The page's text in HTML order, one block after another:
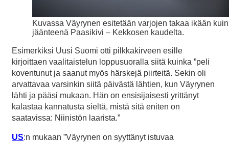
Kuvassa Väyrynen esitetään varjojen takaa ikään kuin
jäänteenä Paasikivi – Kekkosen kaudelta.
Esimerkiksi Uusi Suomi otti pilkkakirveen esille
kirjoittaen vaalitaistelun loppusuoralla siitä kuinka ”peli
koventunut ja saanut myös härskejä piirteitä. Sekin oli
arvattavaa varsinkin siitä päivästä lähtien, kun Väyrynen
lähti ja pääsi mukaan. Hän on ensisijaisesti yrittänyt
kalastaa kannatusta sieltä, mistä sitä eniten on
saatavissa: Niinistön laarista.”
US:n mukaan ”Väyrynen on syyttänyt istuvaa